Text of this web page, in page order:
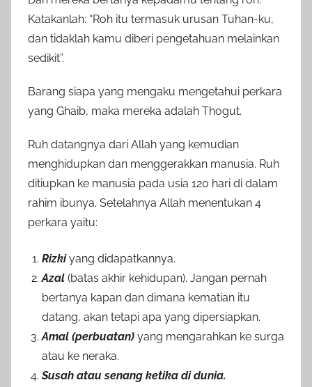
Katakanlah: “Roh itu termasuk urusan Tuhan-ku,
dan tidaklah kamu diberi pengetahuan melainkan
sedikit”.
Barang siapa yang mengaku mengetahui perkara
yang Ghaib, maka mereka adalah Thogut.
Ruh datangnya dari Allah yang kemudian
menghidupkan dan menggerakkan manusia. Ruh
ditiupkan ke manusia pada usia 120 hari di dalam
rahim ibunya. Setelahnya Allah menentukan 4
perkara yaitu:
Rizkiyang didapatkannya.
Azal (batas akhir kehidupan). Jangan pernah
bertanya kapan dan dimana kematian itu
datang, akan tetapi apa yang dipersiapkan.
Amal (perbuatan) yang mengarahkan ke surga
atau ke neraka.
Susah atau senang ketika di dunia.